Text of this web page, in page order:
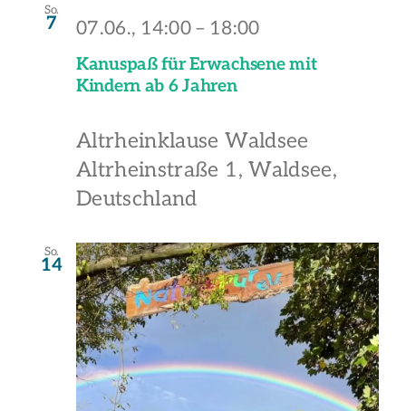
So.
7
Kanuspaß für Erwachsene mit
Kindern ab 6 Jahren
07.06., 14:00 – 18:00
Altrheinklause Waldsee
Altrheinstraße 1, Waldsee,
Deutschland
So.
14